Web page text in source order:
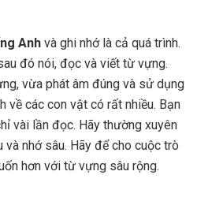
Anh và ghi nhớ là cả quá trình.
đó nói, đọc và viết từ vựng.
vừa phát âm đúng và sử dụng
về các con vật có rất nhiều. Bạn
vài lần đọc. Hãy thường xuyên
nhớ sâu. Hãy để cho cuộc trò
hơn với từ vựng sâu rộng.